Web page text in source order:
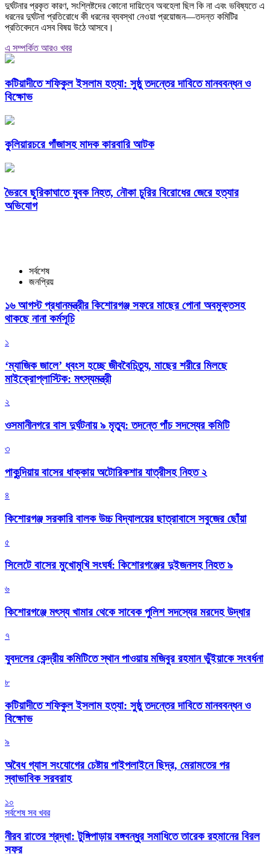
দুর্ঘটনার প্রকৃত কারণ, সংশ্লিষ্টদের কোনো দায়িত্বে অবহেলা ছিল কি না এবং ভবিষ্যতে এ
ধরনের দুর্ঘটনা প্রতিরোধে কী ধরনের ব্যবস্থা নেওয়া প্রয়োজন—তদন্ত কমিটির
প্রতিবেদনে এসব বিষয় উঠে আসবে।
এ সম্পর্কিত আরও খবর
কটিয়াদীতে শফিকুল ইসলাম হত্যা: সুষ্ঠু তদন্তের দাবিতে মানববন্ধন ও
বিক্ষোভ
কুলিয়ারচরে গাঁজাসহ মাদক কারবারি আটক
ভৈরবে ছুরিকাঘাতে যুবক নিহত, নৌকা চুরির বিরোধের জেরে হত্যার
অভিযোগ
সর্বশেষ
জনপ্রিয়
১৬ আগস্ট প্রধানমন্ত্রীর কিশোরগঞ্জ সফরে মাছের পোনা অবমুক্তসহ
থাকছে নানা কর্মসূচি
১
‘ম্যাজিক জালে’ ধ্বংস হচ্ছে জীববৈচিত্র্য, মাছের শরীরে মিলছে
মাইক্রোপ্লাস্টিক: মৎস্যমন্ত্রী
২
ওসমানীনগরে বাস দুর্ঘটনায় ৯ মৃত্যু: তদন্তে পাঁচ সদস্যের কমিটি
৩
পাকুন্দিয়ায় বাসের ধাক্কায় অটোরিকশার যাত্রীসহ নিহত ২
৪
কিশোরগঞ্জ সরকারি বালক উচ্চ বিদ্যালয়ের ছাত্রাবাসে সবুজের ছোঁয়া
৫
সিলেটে বাসের মুখোমুখি সংঘর্ষ: কিশোরগঞ্জের দুইজনসহ নিহত ৯
৬
কিশোরগঞ্জে মৎস্য খামার থেকে সাবেক পুলিশ সদস্যের মরদেহ উদ্ধার
৭
যুবদলের কেন্দ্রীয় কমিটিতে স্থান পাওয়ায় মজিবুর রহমান ভুঁইয়াকে সংবর্ধনা
৮
কটিয়াদীতে শফিকুল ইসলাম হত্যা: সুষ্ঠু তদন্তের দাবিতে মানববন্ধন ও
বিক্ষোভ
৯
অবৈধ গ্যাস সংযোগের চেষ্টায় পাইপলাইনে ছিদ্র, মেরামতের পর
স্বাভাবিক সরবরাহ
১০
সর্বশেষ সব খবর
নীরব রাতের শ্রদ্ধা: টুঙ্গিপাড়ায় বঙ্গবন্ধুর সমাধিতে তারেক রহমানের বিরল
সফর